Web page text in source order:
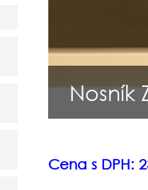
Nosník
Cena s DPH: